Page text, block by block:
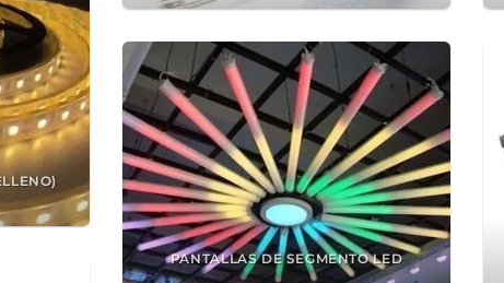
PANTALLAS DE SEGMENTO LED